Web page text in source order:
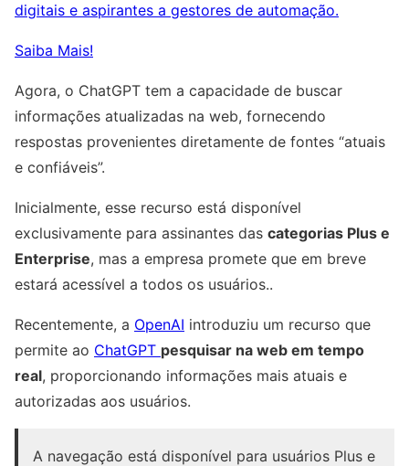
digitais e aspirantes a gestores de automação.
Saiba Mais!
Agora, o ChatGPT tem a capacidade de buscar
informações atualizadas na web, fornecendo
respostas provenientes diretamente de fontes “atuais
e confiáveis”.
Inicialmente, esse recurso está disponível
exclusivamente para assinantes das categorias Plus e
Enterprise, mas a empresa promete que em breve
estará acessível a todos os usuários..
Recentemente, a OpenAI introduziu um recurso que
permite ao ChatGPT pesquisar na web em tempo
real, proporcionando informações mais atuais e
autorizadas aos usuários.
A navegação está disponível para usuários Plus e